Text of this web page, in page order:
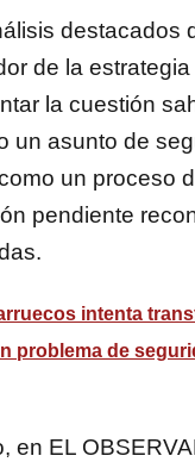
destacados
de la
la cuestión
un asunto de
un proceso
pendiente
intenta
problema de
en EL